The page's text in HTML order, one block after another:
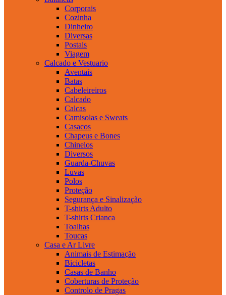
Corporais
Cozinha
Dinheiro
Diversas
Postais
Viagem
Calcado e Vestuario
Aventais
Batas
Cabeleireiros
Calcado
Calcas
Camisolas e Sweats
Casacos
Chapeus e Bones
Chinelos
Diversos
Guarda-Chuvas
Luvas
Polos
Proteção
Segurança e Sinalização
T-shirts Adulto
T-shirts Crianca
Toalhas
Toucas
Casa e Ar Livre
Animais de Estimação
Bicicletas
Casas de Banho
Coberturas de Proteção
Controlo de Pragas